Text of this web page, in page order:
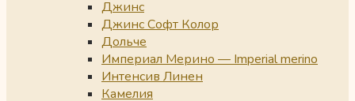
Джинс
Джинс Софт Колор
Дольче
Империал Мерино — Imperial merino
Интенсив Линен
Камелия